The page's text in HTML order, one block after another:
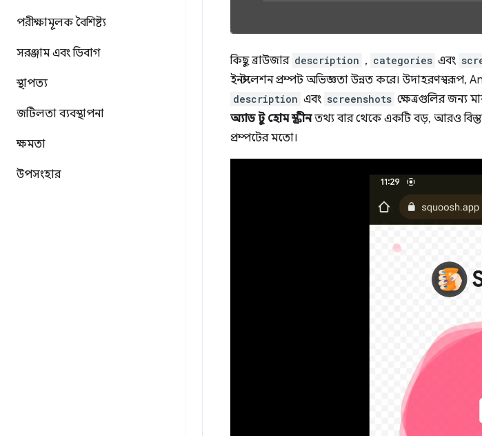
পরীক্ষামূলক বৈশিষ্ট্য
সরঞ্জাম এবং ডিবাগ
স্থাপত্য
জটিলতা ব্যবস্থাপনা
ক্ষমতা
উপসংহার
কিছু ব্রাউজার description , categories এবং
ইনস্টলেশন প্রম্পট অভিজ্ঞতা উন্নত করে।
description এবং screenshots ক্ষেত্রগুলির জন্য
অ্যাড টু হোম স্ক্রীনতথ্য বার থেকে একটি বড়, আরও
প্রম্পটের মতো।